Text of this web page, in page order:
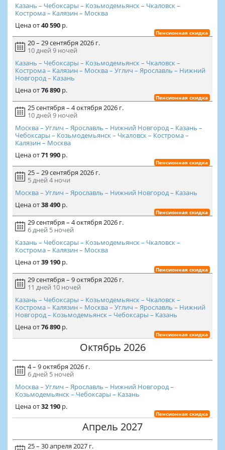
Казань – Чебоксары – Козьмодемьянск – Чкаловск –
Кострома – Калязин – Москва
Ценаот40 590р.
Пенсионная скидка
20 – 29 сентября 2026 г.
10 дней 9 ночей
Казань – Чебоксары – Козьмодемьянск – Чкаловск –
Кострома – Калязин – Москва – Углич – Ярославль – Нижний
Новгород – Казань
Ценаот76 890р.
Пенсионная скидка
25 сентября – 4 октября 2026 г.
10 дней 9 ночей
Москва – Углич – Ярославль – Нижний Новгород – Казань –
Чебоксары – Козьмодемьянск – Чкаловск – Кострома –
Калязин – Москва
Ценаот71 990р.
Пенсионная скидка
25 – 29 сентября 2026 г.
5 дней 4 ночи
Москва – Углич – Ярославль – Нижний Новгород – Казань
Ценаот38 490р.
Пенсионная скидка
29 сентября – 4 октября 2026 г.
6 дней 5 ночей
Казань – Чебоксары – Козьмодемьянск – Чкаловск –
Кострома – Калязин – Москва
Ценаот39 190р.
Пенсионная скидка
29 сентября – 9 октября 2026 г.
11 дней 10 ночей
Казань – Чебоксары – Козьмодемьянск – Чкаловск –
Кострома – Калязин – Москва – Углич – Ярославль – Нижний
Новгород – Козьмодемьянск – Чебоксары – Казань
Ценаот76 890р.
Пенсионная скидка
Октябрь 2026
4 – 9 октября 2026 г.
6 дней 5 ночей
Москва – Углич – Ярославль – Нижний Новгород –
Козьмодемьянск – Чебоксары – Казань
Ценаот32 190р.
Пенсионная скидка
Апрель 2027
25 – 30 апреля 2027 г.